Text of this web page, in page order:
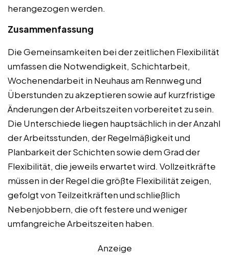
herangezogen werden.
Zusammenfassung
Die Gemeinsamkeiten bei der zeitlichen Flexibilität
umfassen die Notwendigkeit, Schichtarbeit,
Wochenendarbeit in Neuhaus am Rennweg und
Überstunden zu akzeptieren sowie auf kurzfristige
Änderungen der Arbeitszeiten vorbereitet zu sein.
Die Unterschiede liegen hauptsächlich in der Anzahl
der Arbeitsstunden, der Regelmäßigkeit und
Planbarkeit der Schichten sowie dem Grad der
Flexibilität, die jeweils erwartet wird. Vollzeitkräfte
müssen in der Regel die größte Flexibilität zeigen,
gefolgt von Teilzeitkräften und schließlich
Nebenjobbern, die oft festere und weniger
umfangreiche Arbeitszeiten haben.
Anzeige